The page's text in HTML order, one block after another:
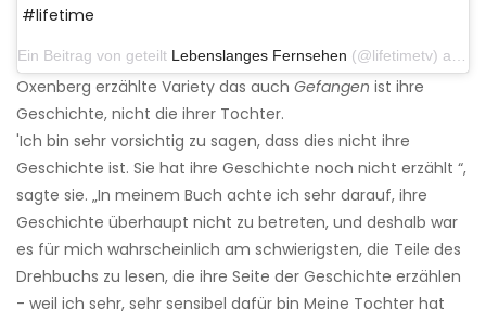
#lifetime
Ein Beitrag von geteilt Lebenslanges Fernsehen (@lifetimetv) am 19. September 2019 um 17:00 Uhr PDT
Oxenberg erzählte Variety das auch Gefangen ist ihre
Geschichte, nicht die ihrer Tochter.
'Ich bin sehr vorsichtig zu sagen, dass dies nicht ihre
Geschichte ist. Sie hat ihre Geschichte noch nicht erzählt “,
sagte sie. „In meinem Buch achte ich sehr darauf, ihre
Geschichte überhaupt nicht zu betreten, und deshalb war
es für mich wahrscheinlich am schwierigsten, die Teile des
Drehbuchs zu lesen, die ihre Seite der Geschichte erzählen
- weil ich sehr, sehr sensibel dafür bin Meine Tochter hat